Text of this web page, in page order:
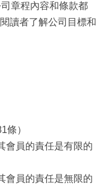
章程內容和條款都
讀者了解公司目標和
條）
會員的責任是有限的
會員的責任是無限的